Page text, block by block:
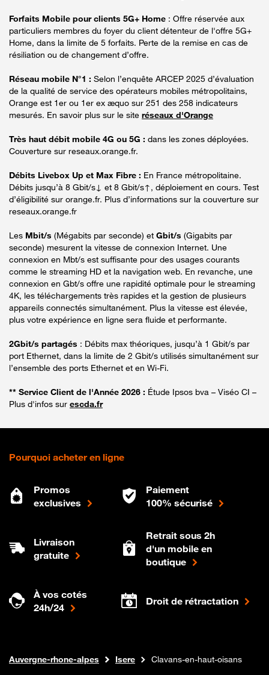
Forfaits Mobile pour clients 5G+ Home : Offre réservée aux
particuliers membres du foyer du client détenteur de l'offre 5G+
Home, dans la limite de 5 forfaits. Perte de la remise en cas de
résiliation ou de changement d’offre.
Réseau mobile N°1 : Selon l’enquête ARCEP 2025 d’évaluation
de la qualité de service des opérateurs mobiles métropolitains,
Orange est 1er ou 1er ex æquo sur 251 des 258 indicateurs
mesurés. En savoir plus sur le site réseaux d'Orange
Très haut débit mobile 4G ou 5G : dans les zones déployées.
Couverture sur reseaux.orange.fr.
Débits Livebox Up et Max Fibre : En France métropolitaine.
Débits jusqu’à 8 Gbit/s↓ et 8 Gbit/s↑, déploiement en cours. Test
d’éligibilité sur orange.fr. Plus d’informations sur la couverture sur
reseaux.orange.fr
Les Mbit/s (Mégabits par seconde) et Gbit/s (Gigabits par
seconde) mesurent la vitesse de connexion Internet. Une
connexion en Mbt/s est suffisante pour des usages courants
comme le streaming HD et la navigation web. En revanche, une
connexion en Gbt/s offre une rapidité optimale pour le streaming
4K, les téléchargements très rapides et la gestion de plusieurs
appareils connectés simultanément. Plus la vitesse est élevée,
plus votre expérience en ligne sera fluide et performante.
2Gbit/s partagés : Débits max théoriques, jusqu’à 1 Gbit/s par
port Ethernet, dans la limite de 2 Gbit/s utilisés simultanément sur
l’ensemble des ports Ethernet et en Wi-Fi.
** Service Client de l'Année 2026 : Étude Ipsos bva – Viséo CI –
Plus d'infos sur escda.fr
Pourquoi acheter en ligne
Promos
exclusives
Paiement
100% sécurisé
Livraison
gratuite
Retrait sous 2h
d'un mobile en
boutique
À vos cotés
24h/24
Droit de rétractation
Boutique Orange
Internet fibre
Auvergne-rhone-alpes Isere Clavans-en-haut-oisans